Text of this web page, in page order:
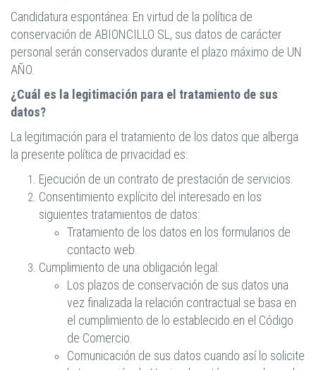
Candidatura espontánea: En virtud de la política de
conservación de ABIONCILLO SL, sus datos de carácter
personal serán conservados durante el plazo máximo de UN
AÑO.
¿Cuál es la legitimación para el tratamiento de sus
datos?
La legitimación para el tratamiento de los datos que alberga
la presente política de privacidad es:
Ejecución de un contrato de prestación de servicios.
Consentimiento explícito del interesado en los
siguientes tratamientos de datos:
Tratamiento de los datos en los formularios de
contacto web.
Cumplimiento de una obligación legal:
Los plazos de conservación de sus datos una
vez finalizada la relación contractual se basa en
el cumplimiento de lo establecido en el Código
de Comercio.
Comunicación de sus datos cuando así lo solicite